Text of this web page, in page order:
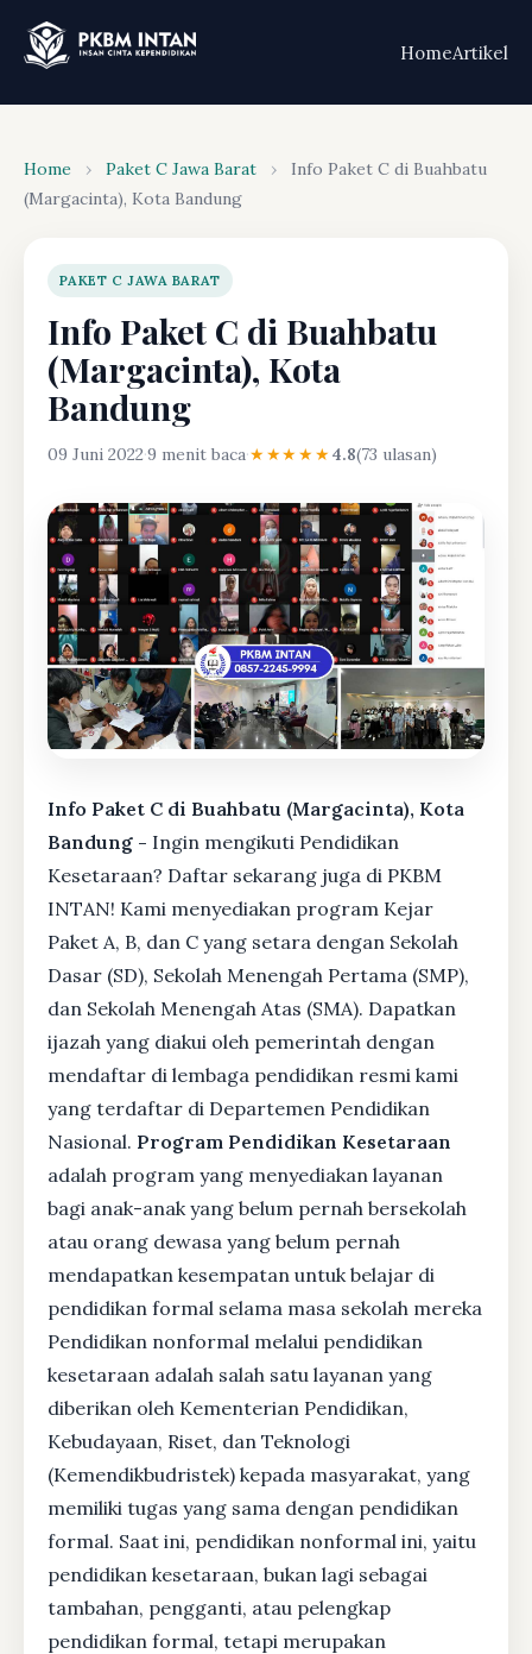
HomeArtikel
Home › Paket C Jawa Barat ›
Info Paket C di Buahbatu
(Margacinta), Kota Bandung
PAKET C JAWA BARAT
Info Paket C di Buahbatu
(Margacinta), Kota
Bandung
09 Juni 2022·9 menit baca·★★★★★4.8(73 ulasan)
Info Paket C di Buahbatu (Margacinta), Kota
Bandung - Ingin mengikuti Pendidikan
Kesetaraan? Daftar sekarang juga di PKBM
INTAN! Kami menyediakan program Kejar
Paket A, B, dan C yang setara dengan Sekolah
Dasar (SD), Sekolah Menengah Pertama (SMP),
dan Sekolah Menengah Atas (SMA). Dapatkan
ijazah yang diakui oleh pemerintah dengan
mendaftar di lembaga pendidikan resmi kami
yang terdaftar di Departemen Pendidikan
Nasional. Program Pendidikan Kesetaraan
adalah program yang menyediakan layanan
bagi anak-anak yang belum pernah bersekolah
atau orang dewasa yang belum pernah
mendapatkan kesempatan untuk belajar di
pendidikan formal selama masa sekolah mereka
Pendidikan nonformal melalui pendidikan
kesetaraan adalah salah satu layanan yang
diberikan oleh Kementerian Pendidikan,
Kebudayaan, Riset, dan Teknologi
(Kemendikbudristek) kepada masyarakat, yang
memiliki tugas yang sama dengan pendidikan
formal. Saat ini, pendidikan nonformal ini, yaitu
pendidikan kesetaraan, bukan lagi sebagai
tambahan, pengganti, atau pelengkap
pendidikan formal, tetapi merupakan